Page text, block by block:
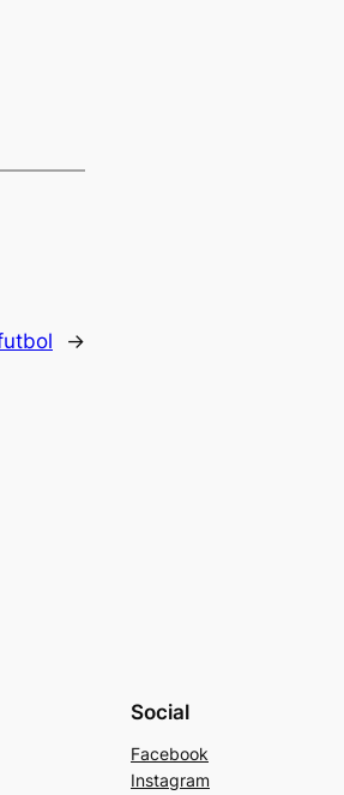
→
Social
Facebook
Instagram